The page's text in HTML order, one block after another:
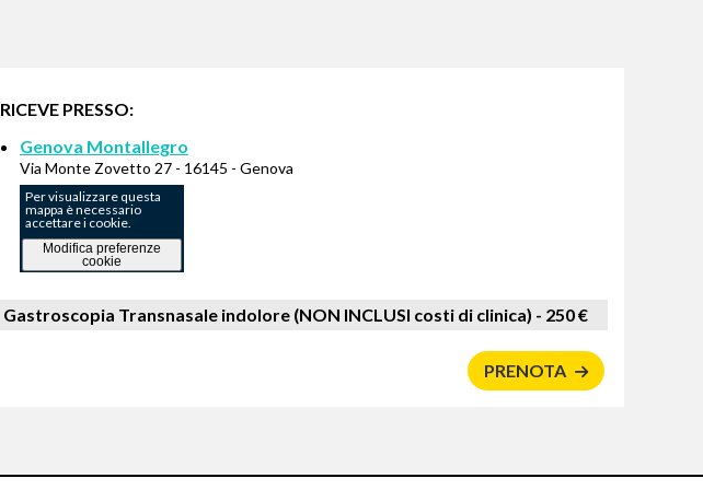
RICEVE PRESSO:
Genova Montallegro
Via Monte Zovetto 27 - 16145 - Genova
Per visualizzare questa
mappa è necessario
accettare i cookie.
Modifica preferenze
cookie
Gastroscopia Transnasale indolore (NON INCLUSI costi di clinica) - 250 €
PRENOTA